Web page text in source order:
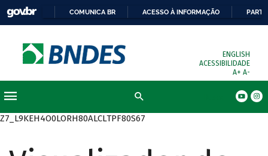
COMUNICA BR ACESSO À INFORMAÇÃO
ENGLISH
ACESSIBILIDADE
A+ A-
Z7_L9KEH4O0LORH80ALCLTPF80S67